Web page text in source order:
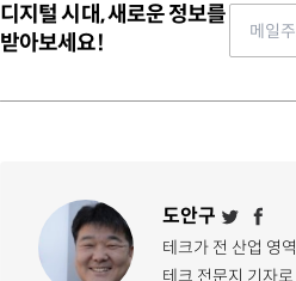
디지털 시대, 새로운 정보를
받아보세요!
도안구
테크가 전 산업 영
테크 전문지 기자